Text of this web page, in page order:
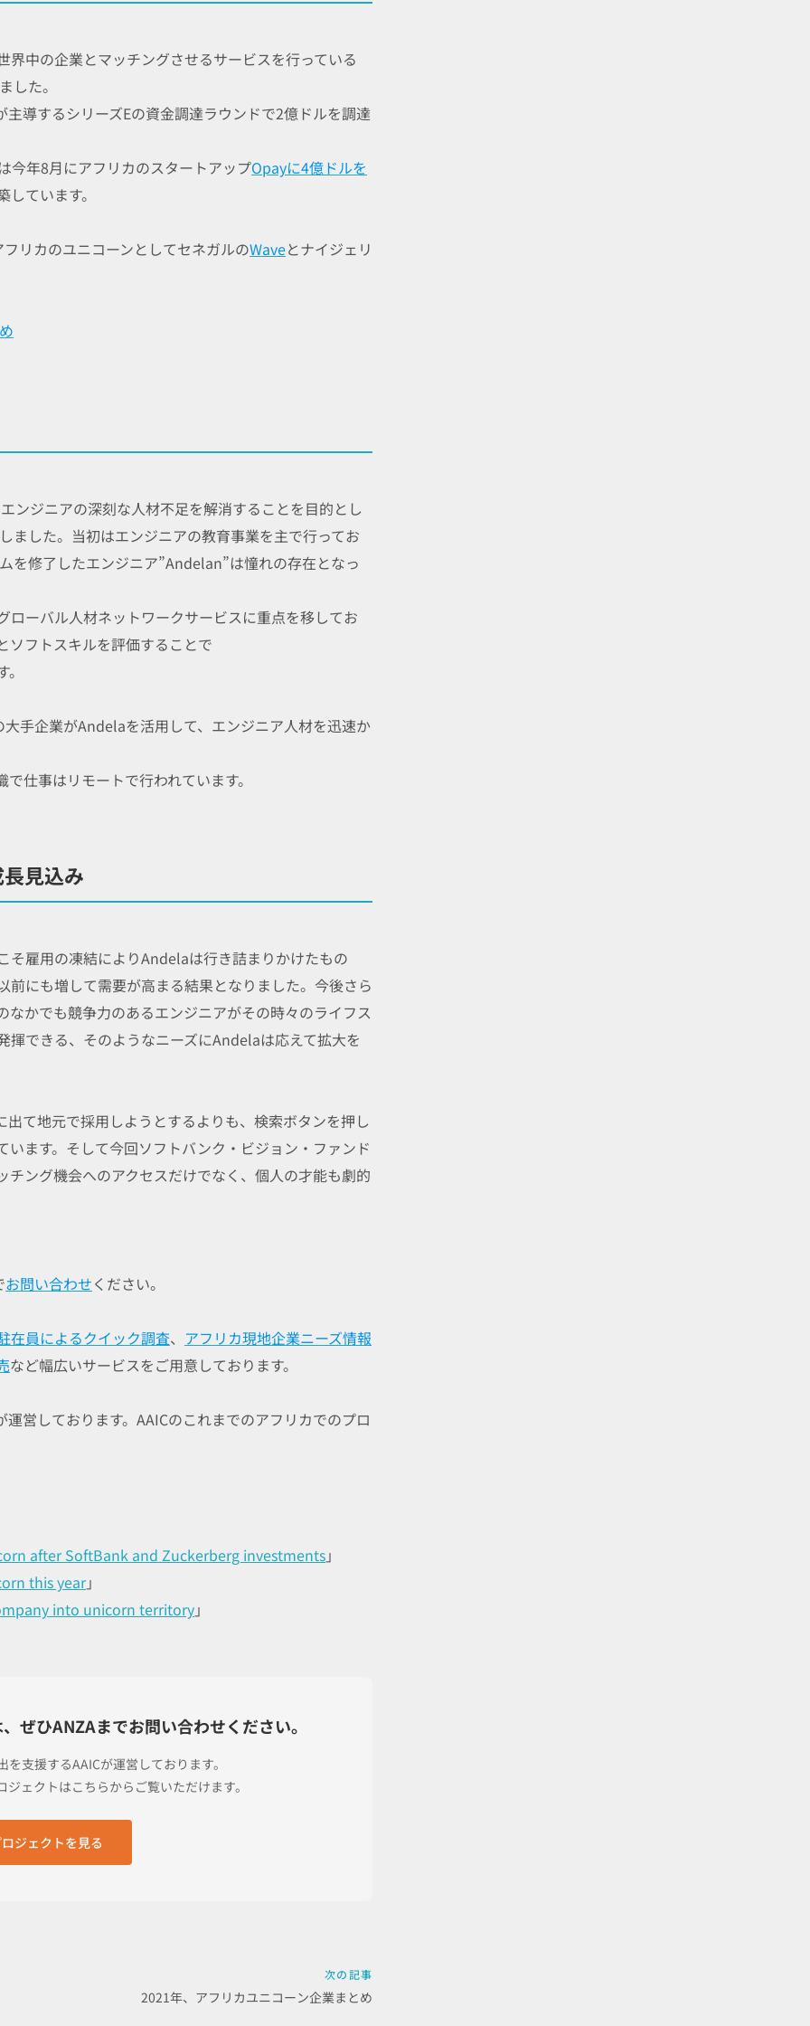
中の企業とマッチングさせるサービスを行っている
した。
導するシリーズEの資金調達ラウンドで2億ドルを調達
今年8月にアフリカのスタートアップOpayに4億ドルを
ています。
リカのユニコーンとしてセネガルのWaveとナイジェリ
ンジニアの深刻な人材不足を解消することを目的とし
ました。当初はエンジニアの教育事業を主で行ってお
を修了したエンジニア”Andelan”は憧れの存在となっ
ーバル人材ネットワークサービスに重点を移してお
ソフトスキルを評価することで
手企業がAndelaを活用して、エンジニア人材を迅速か
仕事はリモートで行われています。
見込み
そ雇用の凍結によりAndelaは行き詰まりかけたもの
にも増して需要が高まる結果となりました。今後さら
かでも競争力のあるエンジニアがその時々のライフス
できる、そのようなニーズにAndelaは応えて拡大を
て地元で採用しようとするよりも、検索ボタンを押し
ます。そして今回ソフトバンク・ビジョン・ファンド
ング機会へのアクセスだけでなく、個人の才能も劇的
お問い合わせください。
在員によるクイック調査、 アフリカ現地企業ニーズ情報
など幅広いサービスをご用意しております。
運営しております。AAICのこれまでのアフリカでのプロ
after SoftBank and Zuckerberg investments」
this year」
into unicorn territory」
ぜひANZAまでお問い合わせください。
を支援するAAICが運営しております。
ジェクトはこちらからご覧いただけます。
ジェクトを見る
次の記事
2021年、アフリカユニコーン企業まとめ